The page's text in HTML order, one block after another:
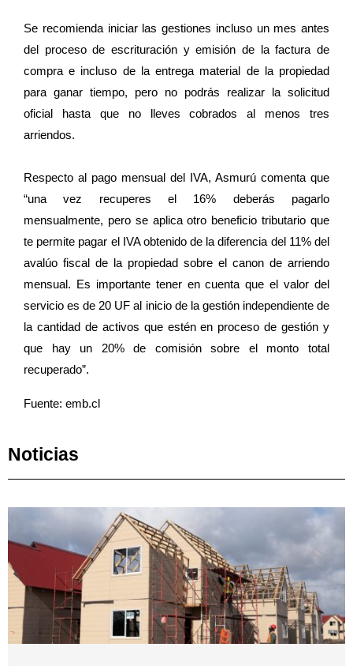
Se recomienda iniciar las gestiones incluso un mes antes
del proceso de escrituración y emisión de la factura de
compra e incluso de la entrega material de la propiedad
para ganar tiempo, pero no podrás realizar la solicitud
oficial hasta que no lleves cobrados al menos tres
arriendos.
Respecto al pago mensual del IVA, Asmurú comenta que
“una vez recuperes el 16% deberás pagarlo
mensualmente, pero se aplica otro beneficio tributario que
te permite pagar el IVA obtenido de la diferencia del 11% del
avalúo fiscal de la propiedad sobre el canon de arriendo
mensual. Es importante tener en cuenta que el valor del
servicio es de 20 UF al inicio de la gestión independiente de
la cantidad de activos que estén en proceso de gestión y
que hay un 20% de comisión sobre el monto total
recuperado”.
Fuente: emb.cl
Noticias